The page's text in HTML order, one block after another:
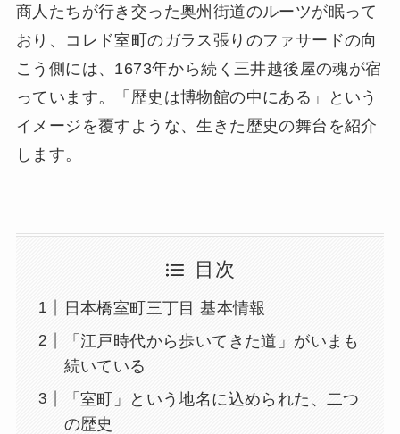
商人たちが行き交った奥州街道のルーツが眠って
おり、コレド室町のガラス張りのファサードの向
こう側には、1673年から続く三井越後屋の魂が宿
っています。「歴史は博物館の中にある」という
イメージを覆すような、生きた歴史の舞台を紹介
します。
目次
日本橋室町三丁目 基本情報
「江戸時代から歩いてきた道」がいまも
続いている
「室町」という地名に込められた、二つ
の歴史